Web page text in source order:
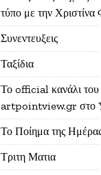
τύπο με την Χριστίνα
Συνεντευξεις
Ταξίδια
Το official κανάλι του
artpointview.gr στο
Το Ποίημα της
Τριτη Ματια